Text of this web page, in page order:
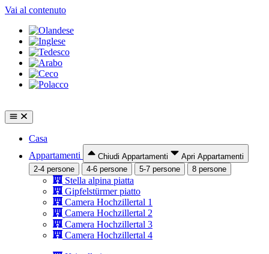
Vai al contenuto
Casa
Appartamenti
Chiudi Appartamenti
Apri Appartamenti
2-4 persone
4-6 persone 5-7 persone 8 persone
Stella alpina piatta
Gipfelstürmer piatto
Camera Hochzillertal 1
Camera Hochzillertal 2
Camera Hochzillertal 3
Camera Hochzillertal 4